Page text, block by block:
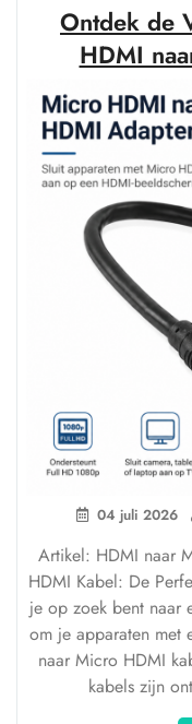
Ontdek de
HDMI
04 juli 2026
Artikel: HDMI naar
HDMI Kabel: De
je op zoek bent naar
om je apparaten met
naar Micro HDMI
kabels zijn